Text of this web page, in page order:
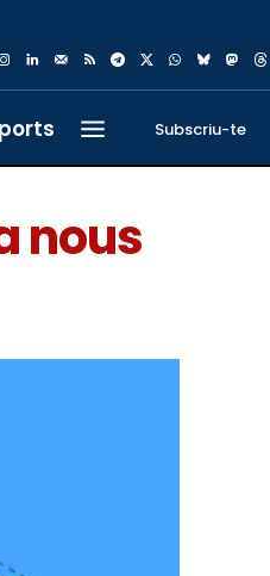
Subscriu-te
nous